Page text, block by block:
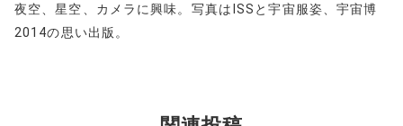
夜空、星空、カメラに興味。写真はISSと宇宙服姿、宇宙博
2014の思い出版。